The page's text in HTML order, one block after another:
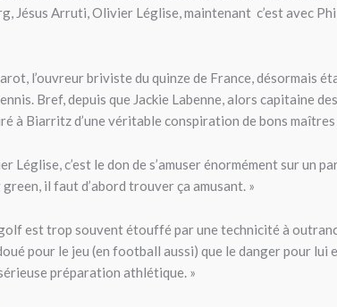
Jésus Arruti, Olivier Léglise, maintenant c’est avec
l’ouvreur briviste du quinze de France, désormais
Bref, depuis que Jackie Labenne, alors capitaine
à Biarritz d’une véritable conspiration de bons
Léglise, c’est le don de s’amuser énormément sur un
il faut d’abord trouver ça amusant. »
est trop souvent étouffé par une technicité à
pour le jeu (en football aussi) que le danger pour lui
préparation athlétique. »